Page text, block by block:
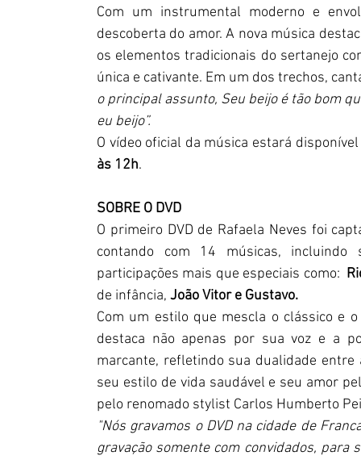
Com um instrumental moderno e
descoberta do amor. A nova música
os elementos tradicionais do sertanejo
única e cativante. Em um dos trechos,
o principal assunto, Seu beijo é tão bom
eu beijo”.
O vídeo oficial da música estará
às 12h.
SOBRE O DVD
O primeiro DVD de Rafaela Neves foi
contando com 14 músicas,
participações mais que especiais como:
de infância, João Vitor e Gustavo.
Com um estilo que mescla o clássico e
destaca não apenas por sua voz e a
marcante, refletindo sua dualidade entre
seu estilo de vida saudável e seu amor
pelo renomado stylist Carlos Humberto
"Nós gravamos o DVD na cidade de
gravação somente com convidados,